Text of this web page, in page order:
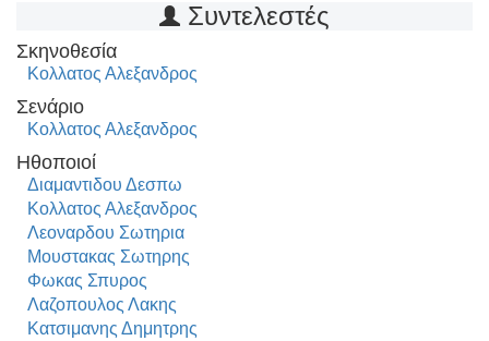
Συντελεστές
Σκηνοθεσία
Κολλατος Αλεξανδρος
Σενάριο
Κολλατος Αλεξανδρος
Ηθοποιοί
Διαμαντιδου Δεσπω
Κολλατος Αλεξανδρος
Λεοναρδου Σωτηρια
Μουστακας Σωτηρης
Φωκας Σπυρος
Λαζοπουλος Λακης
Κατσιμανης Δημητρης